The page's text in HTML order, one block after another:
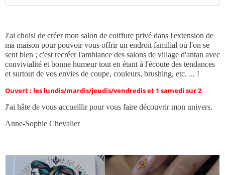
J'ai choisi de créer mon salon de coiffure privé dans l'extension de
ma maison pour pouvoir vous offrir un endroit familial où l'on se
sent bien ; c'est recréer l'ambiance des salons de village d'antan avec
convivialité et bonne humeur tout en étant à l'écoute des tendances
et surtout de vos envies de coupe, couleurs, brushing, etc. ... !
Ouvert : les lundis/mardis/jeudis/vendredis et 1 samedi sur 2
J'ai hâte de vous accueillir pour vous faire découvrir mon univers.
Anne-Sophie Chevalier